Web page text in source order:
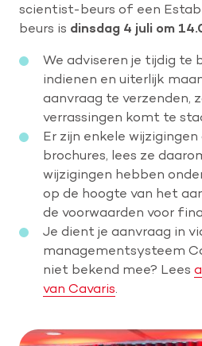
scientist-beurs of een
beurs is dinsdag 4 juli om
We adviseren je tijdig te
indienen en uiterlijk
aanvraag te verzenden,
verrassingen komt te
Er zijn enkele
brochures, lees ze
wijzigingen hebben
op de hoogte van het
de voorwaarden voor
Je dient je aanvraag in
managementsysteem
niet bekend mee? Lees
van Cavaris.